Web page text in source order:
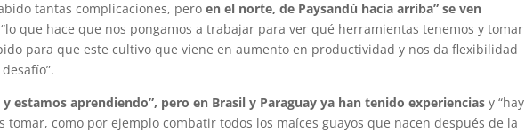
tantas complicaciones, peroen el norte, de Paysandú hacia arriba” se ven
que hace que nos pongamos a trabajar para ver qué herramientas tenemos y tomar
para que este cultivo que viene en aumento en productividad y nos da flexibilidad
estamos aprendiendo”, pero en Brasil y Paraguay ya han tenido experiencias y “hay
como por ejemplo combatir todos los maíces guayos que nacen después de la